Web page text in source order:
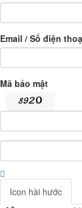
Email / Số điện
Mã bảo mật
Icon hài hước